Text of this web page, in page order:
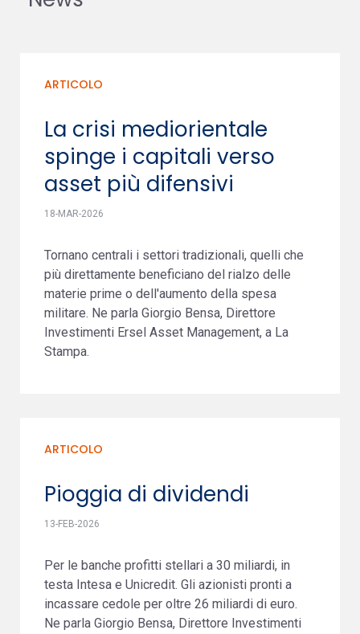
ARTICOLO
La crisi mediorientale
spinge i capitali verso
asset più difensivi
18-MAR-2026
Tornano centrali i settori tradizionali, quelli che
più direttamente beneficiano del rialzo delle
materie prime o dell'aumento della spesa
militare. Ne parla Giorgio Bensa, Direttore
Investimenti Ersel Asset Management, a La
Stampa.
ARTICOLO
Pioggia di dividendi
13-FEB-2026
Per le banche profitti stellari a 30 miliardi, in
testa Intesa e Unicredit. Gli azionisti pronti a
incassare cedole per oltre 26 miliardi di euro.
Ne parla Giorgio Bensa, Direttore Investimenti